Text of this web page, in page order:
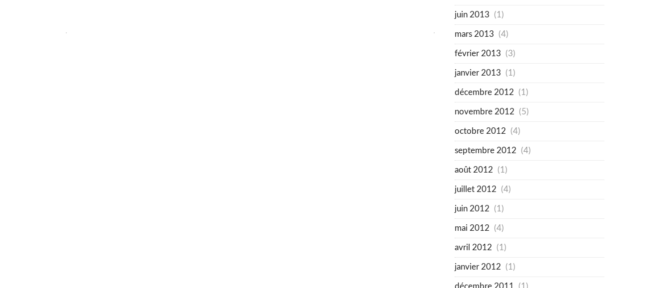
juin 2013 (1)
mars 2013 (4)
février 2013 (3)
janvier 2013 (1)
décembre 2012 (1)
novembre 2012 (5)
octobre 2012 (4)
septembre 2012 (4)
août 2012 (1)
juillet 2012 (4)
juin 2012 (1)
mai 2012 (4)
avril 2012 (1)
janvier 2012 (1)
décembre 2011 (1)